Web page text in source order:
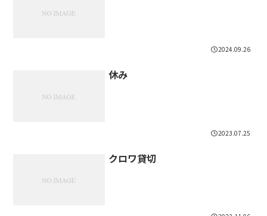
2024.09.26
休み
2023.07.25
クロワ貸切